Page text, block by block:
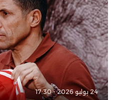
24 يوليو 2026 - 17:30